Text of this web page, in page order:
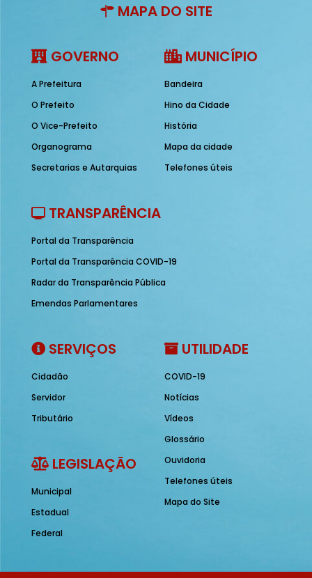
MAPA DO SITE
GOVERNO
A Prefeitura
O Prefeito
O Vice-Prefeito
Organograma
Secretarias e Autarquias
MUNICÍPIO
Bandeira
Hino da Cidade
História
Mapa da cidade
Telefones úteis
TRANSPARÊNCIA
Portal da Transparência
Portal da Transparência COVID-19
Radar da Transparência Pública
Emendas Parlamentares
SERVIÇOS
Cidadão
Servidor
Tributário
LEGISLAÇÃO
Municipal
Estadual
Federal
UTILIDADE
COVID-19
Notícias
Vídeos
Glossário
Ouvidoria
Telefones úteis
Mapa do Site